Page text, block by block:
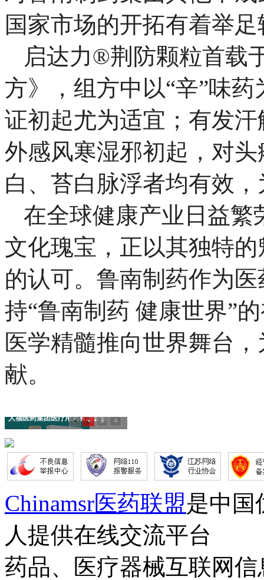
国家市场的开拓有着举
启达力®荆防颗粒首载
方》，组方中以“辛”味
证初起尤为适宜；有发
外感风寒湿邪初起，对
白、苔白脉浮者均有效
在全球健康产业日益繁
文化瑰宝，正以其独特
的认可。鲁南制药作为
持“鲁南制药 健康世界”
医学精髓推向世界舞台
献。
人福医药集团医疗用品有限公司
1 2 3 4
Chinamsr医药联盟是中国
人提供在线交流平台
药品、医疗器械互联网